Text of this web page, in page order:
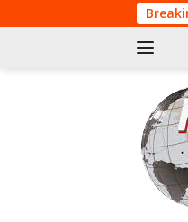
ke
Alfaizin Rampung 100